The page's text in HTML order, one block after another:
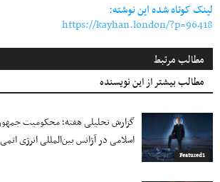
لینک کوتاه شده این نوشته:
https://kayhan.london/?p=96418
مطالب مرتبط
مطالب بیشتر از این نویسنده
Featured1
گزارش تحلیلی هفته؛ محکومیت
اسلامی در آژانس بین‌المللی انرژی اتمی